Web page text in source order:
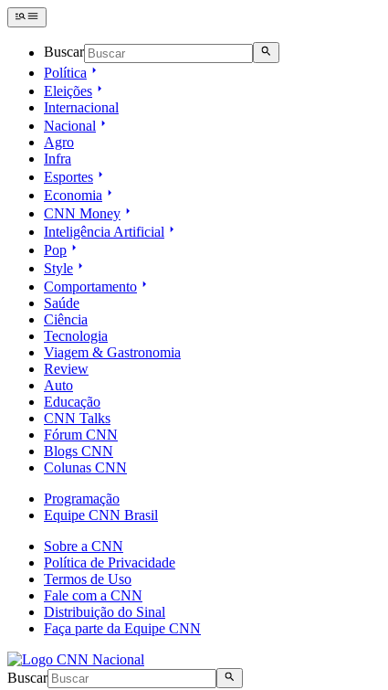
Buscar
Política
Eleições
Internacional
Nacional
Agro
Infra
Esportes
Economia
CNN Money
Inteligência Artificial
Pop
Style
Comportamento
Saúde
Ciência
Tecnologia
Viagem & Gastronomia
Review
Auto
Educação
CNN Talks
Fórum CNN
Blogs CNN
Colunas CNN
Programação
Equipe CNN Brasil
Sobre a CNN
Política de Privacidade
Termos de Uso
Fale com a CNN
Distribuição do Sinal
Faça parte da Equipe CNN
Buscar